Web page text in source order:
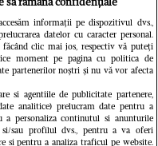
își închide
trei luni.
informații pe dispozitivul dvs.,
datelor cu caracter personal.
făcând clic mai jos, respectiv vă puteți
moment pe pagina cu politica de
partenerilor noștri și nu vă vor afecta
si agentiile de publicitate partenere,
analitice) prelucram date pentru a
a personaliza continutul si anunturile
sau profilul dvs., pentru a va oferi
si pentru a analiza traficul pe website.